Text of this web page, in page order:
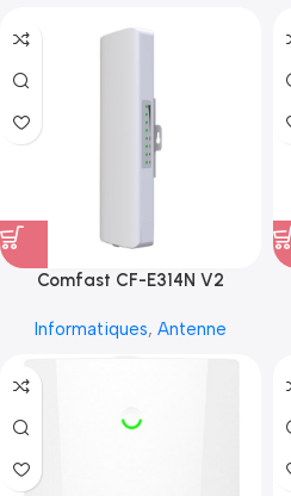
Comfast CF-E314N V2
Informatiques, Antenne